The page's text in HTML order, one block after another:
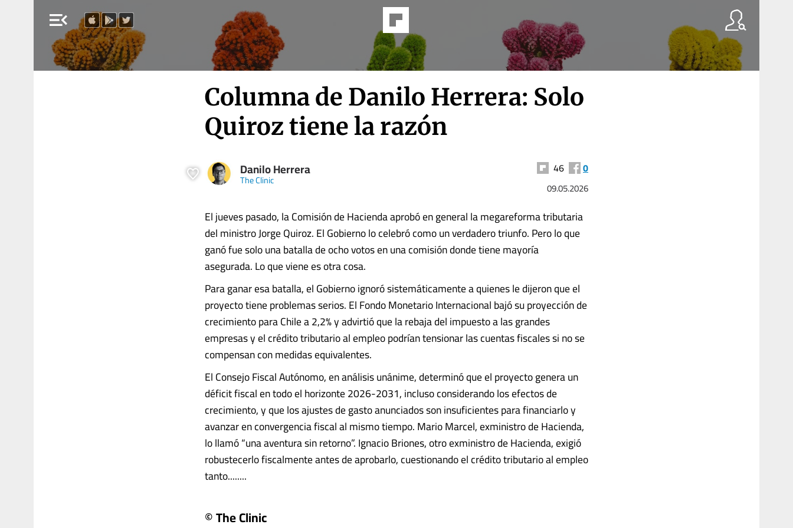
menu_open
Columna de Danilo Herrera: Solo
Quiroz tiene la razón
Danilo Herrera
The Clinic
46 0
09.05.2026
El jueves pasado, la Comisión de Hacienda aprobó en general la megareforma tributaria
del ministro Jorge Quiroz. El Gobierno lo celebró como un verdadero triunfo. Pero lo que
ganó fue solo una batalla de ocho votos en una comisión donde tiene mayoría
asegurada. Lo que viene es otra cosa.
Para ganar esa batalla, el Gobierno ignoró sistemáticamente a quienes le dijeron que el
proyecto tiene problemas serios. El Fondo Monetario Internacional bajó su proyección de
crecimiento para Chile a 2,2% y advirtió que la rebaja del impuesto a las grandes
empresas y el crédito tributario al empleo podrían tensionar las cuentas fiscales si no se
compensan con medidas equivalentes.
El Consejo Fiscal Autónomo, en análisis unánime, determinó que el proyecto genera un
déficit fiscal en todo el horizonte 2026-2031, incluso considerando los efectos de
crecimiento, y que los ajustes de gasto anunciados son insuficientes para financiarlo y
avanzar en convergencia fiscal al mismo tiempo. Mario Marcel, exministro de Hacienda,
lo llamó “una aventura sin retorno”. Ignacio Briones, otro exministro de Hacienda, exigió
robustecerlo fiscalmente antes de aprobarlo, cuestionando el crédito tributario al empleo
tanto........
© The Clinic